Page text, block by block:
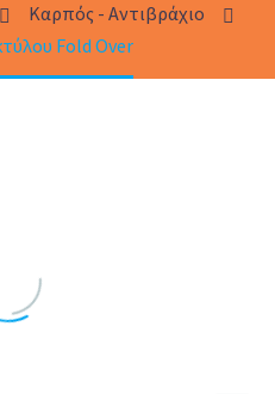
Καρπός - Αντιβράχιο
Fold Over